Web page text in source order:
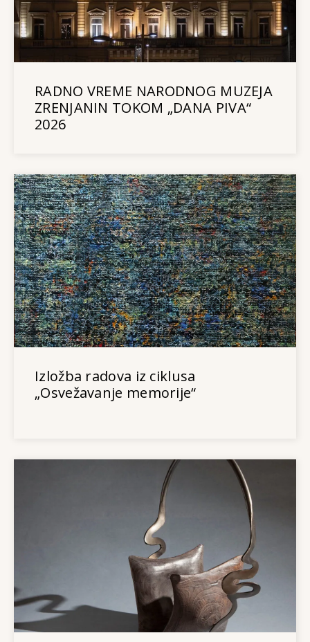
RADNO VREME NARODNOG MUZEJA
ZRENJANIN TOKOM „DANA PIVA“
2026
Izložba radova iz ciklusa
„Osvežavanje memorije“